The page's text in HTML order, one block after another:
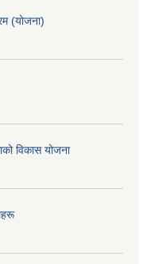
(योजना)
विकास योजना